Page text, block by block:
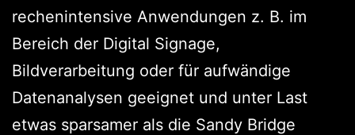
rechenintensive Anwendungen z. B. im
Bereich der Digital Signage,
Bildverarbeitung oder für aufwändige
Datenanalysen geeignet und unter Last
etwas sparsamer als die Sandy Bridge